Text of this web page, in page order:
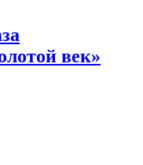
век»